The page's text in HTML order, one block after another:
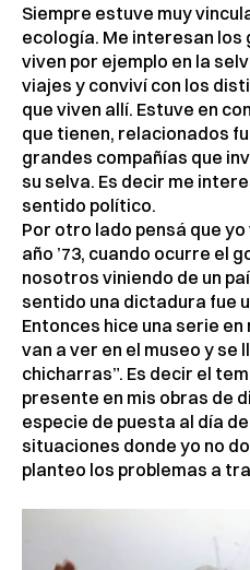
Siempre estuve muy
ecología. Me interesan los
viven por ejemplo en la
viajes y conviví con los
que viven allí. Estuve en
que tienen, relacionados
grandes compañías que
su selva. Es decir me
sentido político.
Por otro lado pensá que
año ’73, cuando ocurre el
nosotros viniendo de un
sentido una dictadura fue
Entonces hice una serie
van a ver en el museo y se
chicharras”. Es decir el
presente en mis obras de
especie de puesta al día
situaciones donde yo no
planteo los problemas a